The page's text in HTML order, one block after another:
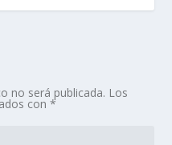
no será publicada. Los
con*